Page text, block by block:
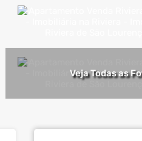
Veja Todas as